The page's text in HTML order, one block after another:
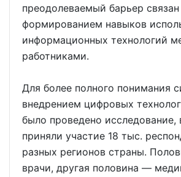
преодолеваемый барьер связан
формированием навыков
информационных технологий
работниками.
Для более полного понимания
внедрением цифровых
было проведено исследование,
приняли участие 18 тыс.
разных регионов страны.
врачи, другая половина —